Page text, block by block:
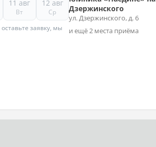
11 авг
Вт
12 авг
Ср
заявку, мы
Дзержинского
ул. Дзержинского, д. 6
и ещё 2 места приёма